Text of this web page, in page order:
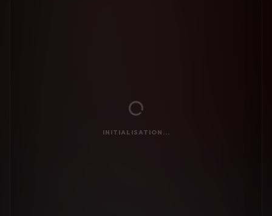
INITIALISATION...